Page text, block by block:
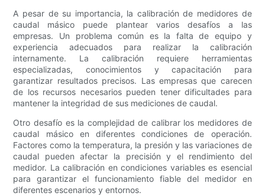
A pesar de su importancia, la calibración de medidores de
caudal másico puede plantear varios desafíos a las
empresas. Un problema común es la falta de equipo y
experiencia adecuados para realizar la calibración
internamente. La calibración requiere herramientas
especializadas, conocimientos y capacitación para
garantizar resultados precisos. Las empresas que carecen
de los recursos necesarios pueden tener dificultades para
mantener la integridad de sus mediciones de caudal.
Otro desafío es la complejidad de calibrar los medidores de
caudal másico en diferentes condiciones de operación.
Factores como la temperatura, la presión y las variaciones de
caudal pueden afectar la precisión y el rendimiento del
medidor. La calibración en condiciones variables es esencial
para garantizar el funcionamiento fiable del medidor en
diferentes escenarios y entornos.